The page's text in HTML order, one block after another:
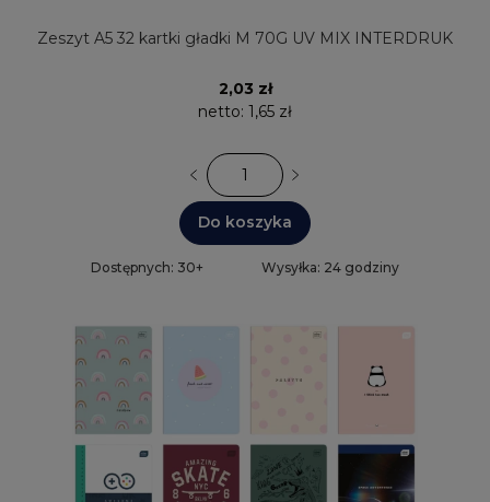
Zeszyt A5 32 kartki gładki M 70G UV MIX INTERDRUK
2,03 zł
netto: 1,65 zł
Do koszyka
Dostępnych: 30+ Wysyłka: 24 godziny